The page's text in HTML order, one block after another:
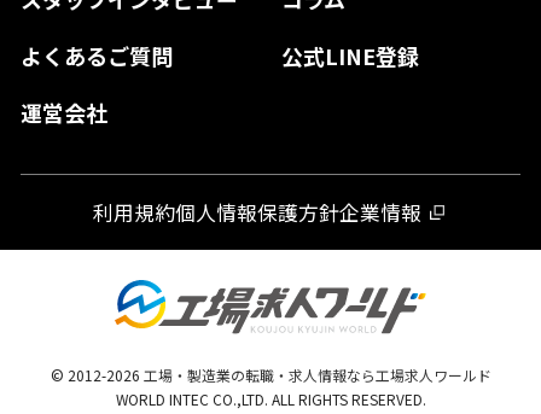
よくあるご質問
公式LINE登録
運営会社
熊本県
宮崎県
鹿児島県
利用規約個人情報保護方針企業情報
© 2012-2026 工場・製造業の転職・求人情報なら工場求人ワールド
WORLD INTEC CO.,LTD. ALL RIGHTS RESERVED.